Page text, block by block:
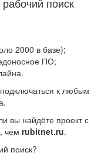
поиск
2000 в базе);
ПО;
к любым
вы найдёте проект с
чем rubitnet.ru.
поиск?